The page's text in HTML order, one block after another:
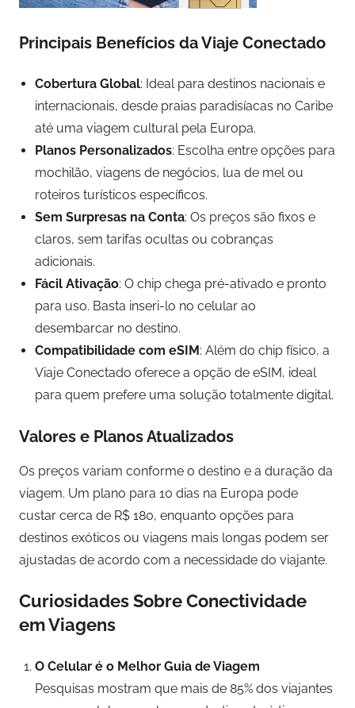
Principais Benefícios da Viaje Conectado
Cobertura Global: Ideal para destinos nacionais e
internacionais, desde praias paradisíacas no Caribe
até uma viagem cultural pela Europa.
Planos Personalizados: Escolha entre opções para
mochilão, viagens de negócios, lua de mel ou
roteiros turísticos específicos.
Sem Surpresas na Conta: Os preços são fixos e
claros, sem tarifas ocultas ou cobranças
adicionais.
Fácil Ativação: O chip chega pré-ativado e pronto
para uso. Basta inseri-lo no celular ao
desembarcar no destino.
Compatibilidade com eSIM: Além do chip físico, a
Viaje Conectado oferece a opção de eSIM, ideal
para quem prefere uma solução totalmente digital.
Valores e Planos Atualizados
Os preços variam conforme o destino e a duração da
viagem. Um plano para 10 dias na Europa pode
custar cerca de R$ 180, enquanto opções para
destinos exóticos ou viagens mais longas podem ser
ajustadas de acordo com a necessidade do viajante.
Curiosidades Sobre Conectividade
em Viagens
O Celular é o Melhor Guia de Viagem
Pesquisas mostram que mais de 85% dos viajantes